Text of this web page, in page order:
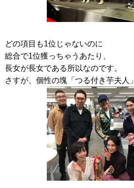
どの項目も1位じゃないのに
総合で1位獲っちゃうあたり、
長女が長女である所以なのです。
さすが、個性の塊「つる付き芋夫人」